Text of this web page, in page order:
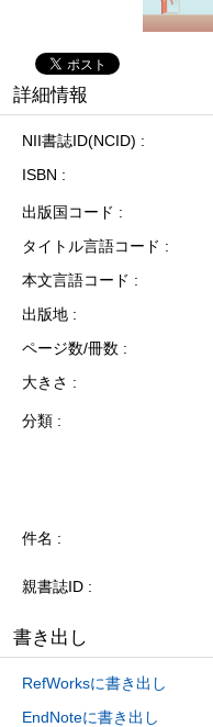
詳細情報
NII書誌ID(NCID)
ISBN
出版国コード
タイトル言語コード
本文言語コード
出版地
ページ数/冊数
大きさ
分類
件名
親書誌ID
書き出し
RefWorksに書き出し
EndNoteに書き出し